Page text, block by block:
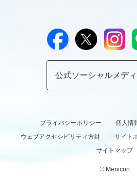
公式ソーシャルメデ
プライバシーポリシー
個人情
ウェブアクセシビリティ方針
サイト
サイトマップ
© Menicon